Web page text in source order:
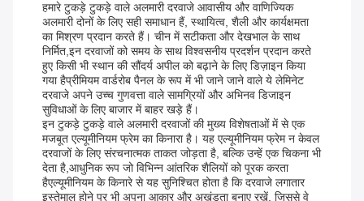
हमारे टुकड़े टुकड़े वाले अलमारी दरवाजे आवासीय और वाणिज्यिक
अलमारी दोनों के लिए सही समाधान हैं, स्थायित्व, शैली और कार्यक्षमता
का मिश्रण प्रदान करते हैं। चीन में सटीकता और देखभाल के साथ
निर्मित,इन दरवाजों को समय के साथ विश्वसनीय प्रदर्शन प्रदान करते
हुए किसी भी स्थान की सौंदर्य अपील को बढ़ाने के लिए डिज़ाइन किया
गया हैप्रीमियम वार्डरोब पैनल के रूप में भी जाने जाने वाले ये लेमिनेट
दरवाजे अपने उच्च गुणवत्ता वाले सामग्रियों और अभिनव डिजाइन
सुविधाओं के लिए बाजार में बाहर खड़े हैं।
इन टुकड़े टुकड़े वाले अलमारी दरवाजों की मुख्य विशेषताओं में से एक
मजबूत एल्यूमीनियम फ्रेम का किनारा है। यह एल्यूमीनियम फ्रेम न केवल
दरवाजों के लिए संरचनात्मक ताकत जोड़ता है, बल्कि उन्हें एक चिकना भी
देता है,आधुनिक रूप जो विभिन्न आंतरिक शैलियों को पूरक करता
हैएल्यूमीनियम के किनारे से यह सुनिश्चित होता है कि दरवाजे लगातार
इस्तेमाल होने पर भी अपना आकार और अखंडता बनाए रखें, जिससे वे